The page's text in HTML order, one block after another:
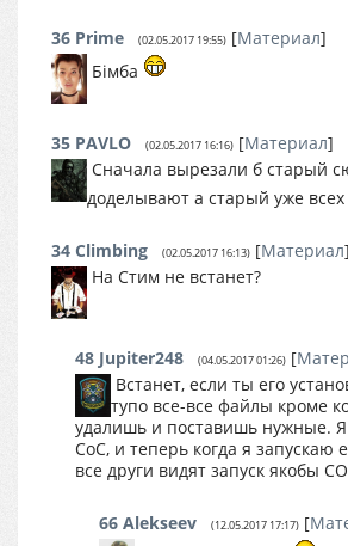
36 Prime (02.05.2017 19:55) [Материал]
Бімба
35 PAVLO (02.05.2017 16:16) [Материал]
Сначала вырезали б старый
доделывают а старый уже всех
34 Climbing (02.05.2017 16:13) [Материал]
На Стим не встанет?
48 Jupiter248 (04.05.2017 01:26) [
Встанет, если ты его
тупо все-все файлы кроме
удалишь и поставишь нужные. Я
CoC, и теперь когда я запускаю
все други видят запуск якобы
66 Alekseev (12.05.2017 17:17) [